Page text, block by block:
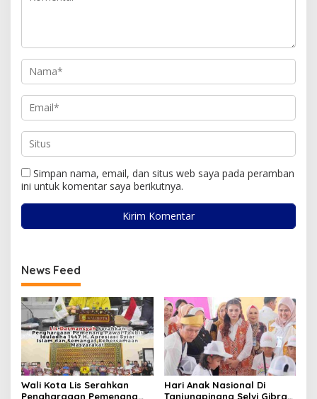
Simpan nama, email, dan situs web saya pada peramban
ini untuk komentar saya berikutnya.
News Feed
Wali Kota Lis Serahkan
Penghargaan Pemenang
Hari Anak Nasional Di
Tanjungpinang Selvi Gibran